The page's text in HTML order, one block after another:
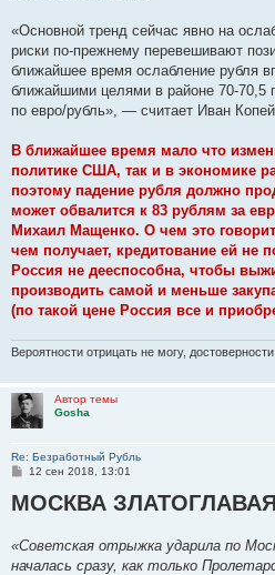
«Основной тренд сейчас явно на
риски по-прежнему перевешивают
ближайшее время ослабление рубля
ближайшими целями в районе 70-70,5
по евро/рубль», — считает Иван
В ближайшее время мало что
политике США, так и в экономике
поэтому падение рубля должно
может обвалится к 83 рублям за
Михаил Мащенко. О чем это
чем получает, кредитование ей не
Россия не дееспособна, чтобы
производить самой и меньше
(по такой цене Россия все и
Вероятности отрицать не могу,
Автор темы
Gosha
Re: Безработный Рубль
С
о
б
н
и
12 сен 2018, 13:01
МОСКВА ЗЛАТОГЛАВАЯ
«Советская отрыжка ударила по
началась сразу, как только